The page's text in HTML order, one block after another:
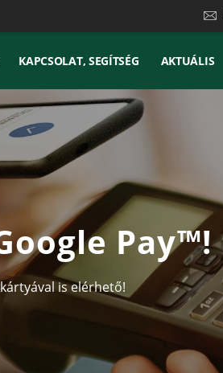
KAPCSOLAT, SEGÍTSÉG AKTUÁLIS
Pay™!
is elérhető!